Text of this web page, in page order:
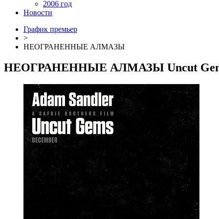
2006 год
Новости
График премьер
>
НЕОГРАНЕННЫЕ АЛМАЗЫ
НЕОГРАНЕННЫЕ АЛМАЗЫ Uncut